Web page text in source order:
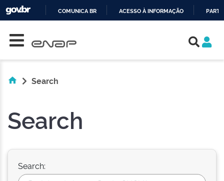
COMUNICA BR ACESSO À INFORMAÇÃO
Search
Search
Search: